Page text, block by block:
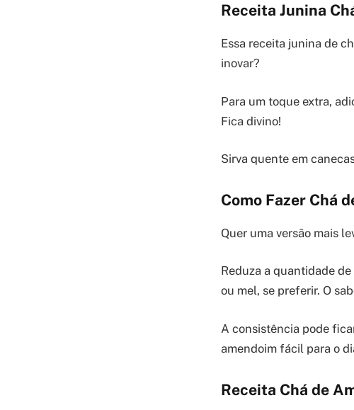
Receita Junina
Essa receita junina de
inovar?
Para um toque extra,
Fica divino!
Sirva quente em
Como Fazer Chá
Quer uma versão mais
Reduza a quantidade
ou mel, se preferir. O
A consistência pode
amendoim fácil para o
Receita Chá de